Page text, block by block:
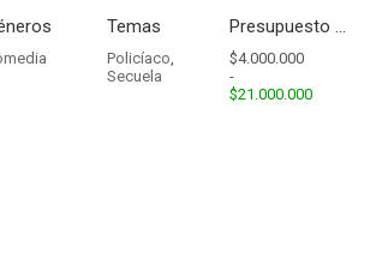
Temas
Policíaco,
Secuela
Presupuesto - Ingresos
$4.000.000
-
$21.000.000